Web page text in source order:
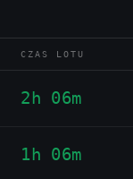
CZAS LOTU
2h 06m
1h 06m